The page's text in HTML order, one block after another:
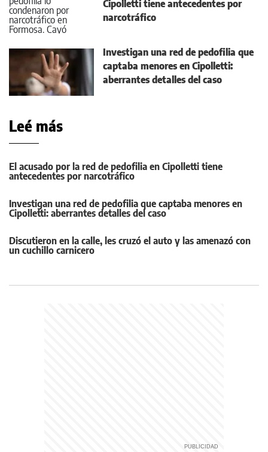
Cipolletti tiene antecedentes por
narcotráfico
Investigan una red de pedofilia que
captaba menores en Cipolletti:
aberrantes detalles del caso
Leé más
El acusado por la red de pedofilia en Cipolletti tiene
antecedentes por narcotráfico
Investigan una red de pedofilia que captaba menores en
Cipolletti: aberrantes detalles del caso
Discutieron en la calle, les cruzó el auto y las amenazó con
un cuchillo carnicero